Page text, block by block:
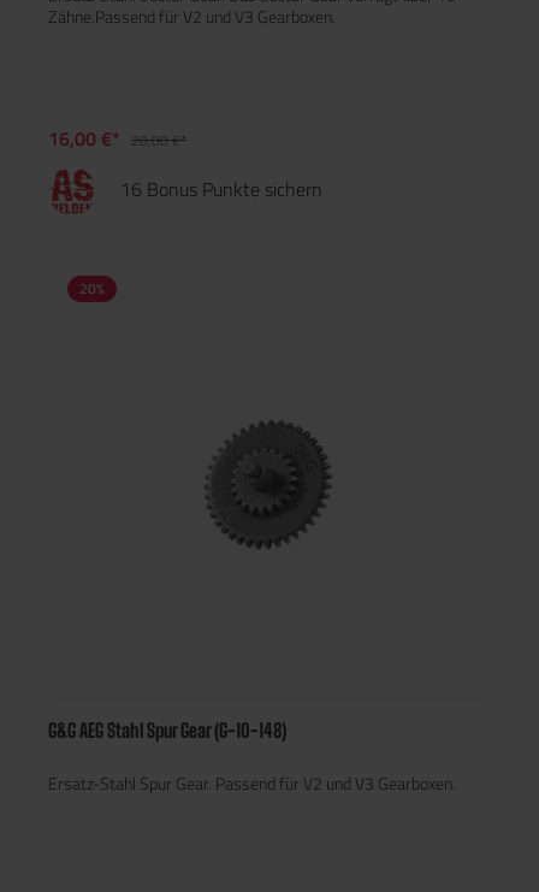
Zähne.Passend für V2 und V3 Gearboxen.
16,00 €* 20,00 €*
16 Bonus Punkte sichern
20%
G&G AEG Stahl Spur Gear (G-10-148)
Ersatz-Stahl Spur Gear. Passend für V2 und V3 Gearboxen.